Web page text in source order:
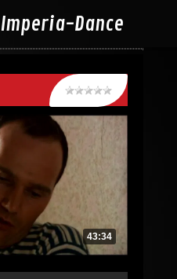
Imperia-Dance
43:34